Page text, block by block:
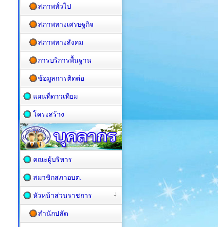
สภาพทั่วไป
สภาพทางเศรษฐกิจ
สภาพทางสังคม
การบริการพื้นฐาน
ข้อมูลการติดต่อ
แผนที่ดาวเทียม
โครงสร้าง
คณะผู้บริหาร
สมาชิกสภาอบต.
หัวหน้าส่วนราชการ
สำนักปลัด